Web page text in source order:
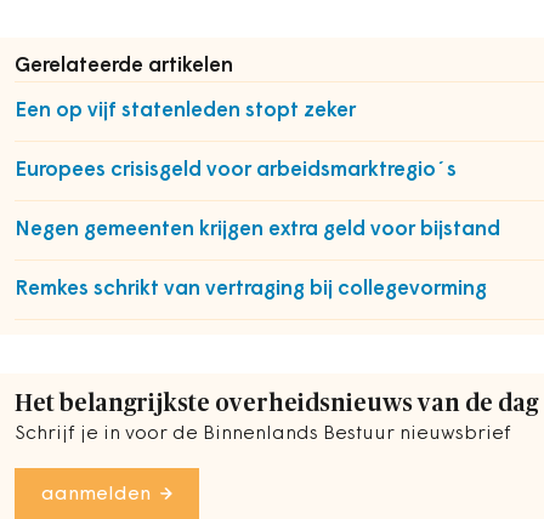
Gerelateerde artikelen
Een op vijf statenleden stopt zeker
Europees crisisgeld voor arbeidsmarktregio´s
Negen gemeenten krijgen extra geld voor bijstand
Remkes schrikt van vertraging bij collegevorming
Het belangrijkste overheidsnieuws van de dag
Schrijf je in voor de Binnenlands Bestuur nieuwsbrief
aanmelden